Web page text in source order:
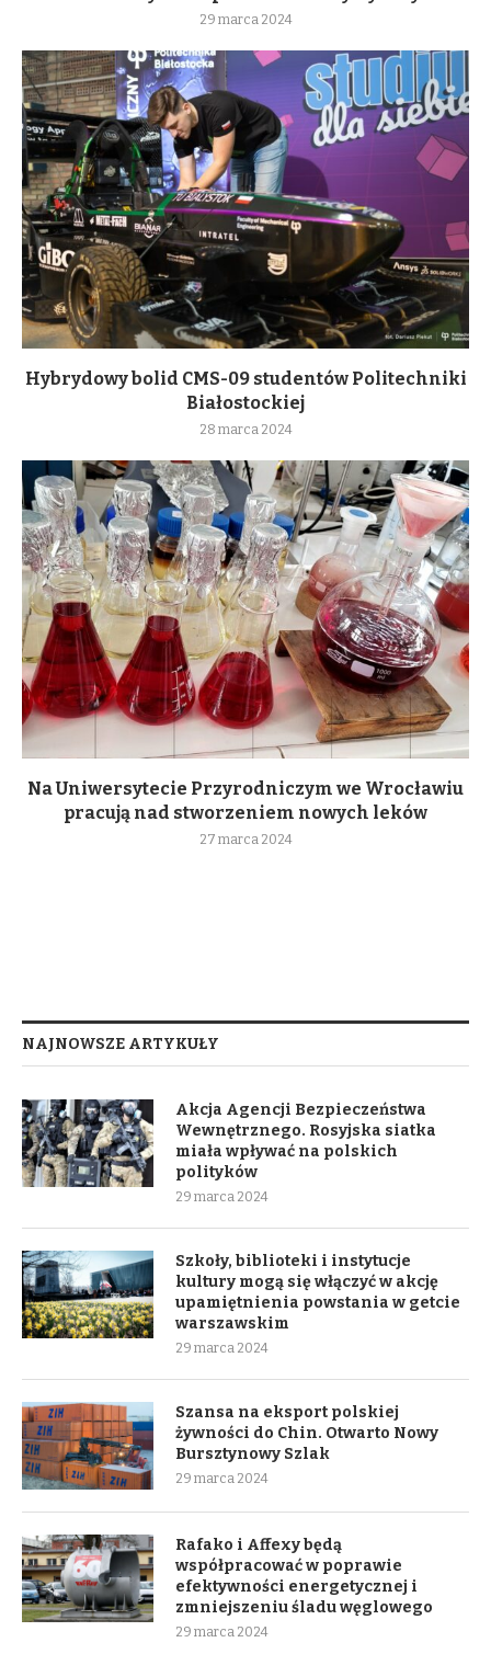
29 marca 2024
Hybrydowy bolid CMS-09 studentów Politechniki
Białostockiej
28 marca 2024
Na Uniwersytecie Przyrodniczym we Wrocławiu
pracują nad stworzeniem nowych leków
27 marca 2024
NAJNOWSZE ARTYKUŁY
Akcja Agencji Bezpieczeństwa
Wewnętrznego. Rosyjska siatka
miała wpływać na polskich
polityków
29 marca 2024
Szkoły, biblioteki i instytucje
kultury mogą się włączyć w akcję
upamiętnienia powstania w getcie
warszawskim
29 marca 2024
Szansa na eksport polskiej
żywności do Chin. Otwarto Nowy
Bursztynowy Szlak
29 marca 2024
Rafako i Affexy będą
współpracować w poprawie
efektywności energetycznej i
zmniejszeniu śladu węglowego
29 marca 2024